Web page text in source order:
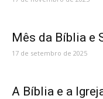
Mês da Bíblia e
17 de setembro de 2025
A Bíblia e a